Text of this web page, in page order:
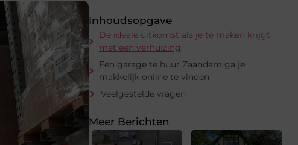
Inhoudsopgave
De ideale uitkomst als je te maken krijgt
met een verhuizing
Een garage te huur Zaandam ga je
makkelijk online te vinden
Veelgestelde vragen
Meer Berichten